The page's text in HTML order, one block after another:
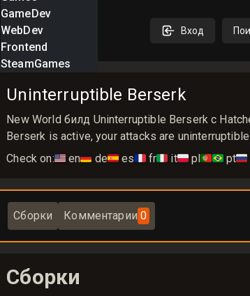
GameDev
WebDev
Frontend
SteamGames
Вход
Uninterruptible Berserk
New World билд Uninterruptible Berserk с
Berserk is active, your attacks are
Check on:🇺🇸 en🇩🇪 de🇪🇸 es🇫🇷 fr🇮🇹 it🇵🇱 pl🇵🇹🇧🇷 pt🇷🇺
Сборки Комментарии 0
Сборки